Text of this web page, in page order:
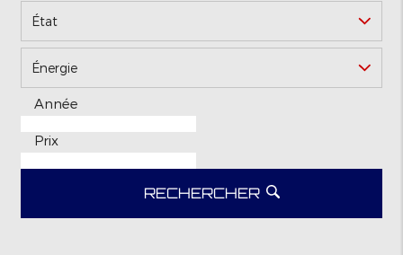
Année
Prix
RECHERCHER